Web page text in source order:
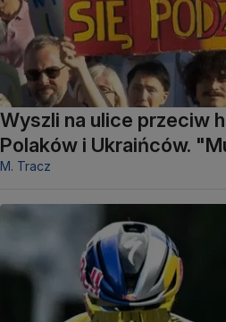
Wyszli na ulice przeciw
Polaków i Ukraińców.
M. Tracz